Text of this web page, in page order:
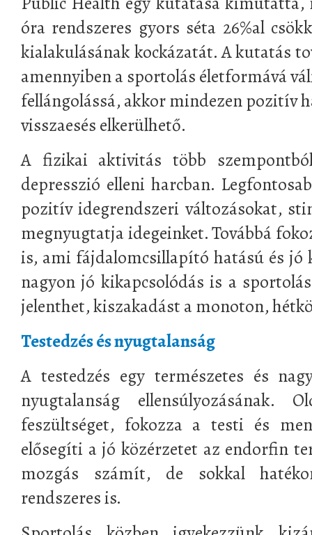
óra rendszeres gyors séta 26%al
kialakulásának kockázatát. A kutatás
amennyiben a sportolás életformává
fellángolássá, akkor mindezen pozitív
visszaesés elkerülhető.
A fizikai aktivitás több
depresszió elleni harcban.
pozitív idegrendszeri változásokat,
megnyugtatja idegeinket. Továbbá
is, ami fájdalomcsillapító hatású és jó
nagyon jó kikapcsolódás is a
jelenthet, kiszakadást a monoton,
Testedzés és nyugtalanság
A testedzés egy természetes és
nyugtalanság
feszültséget, fokozza a testi és
elősegíti a jó közérzetet az endorfin
mozgás számít, de sokkal
rendszeres is.